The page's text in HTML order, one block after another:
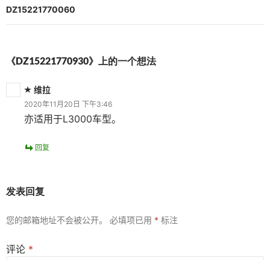
航
DZ15221770060
《DZ15221770930》上的一个想法
维拉
2020年11月20日 下午3:46
亦适用于L3000车型。
回复
发表回复
您的邮箱地址不会被公开。 必填项已用 * 标注
评论 *